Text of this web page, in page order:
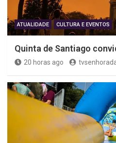
ATUALIDADE CULTURA E EVENTOS
Quinta de Santiago
20 horas ago